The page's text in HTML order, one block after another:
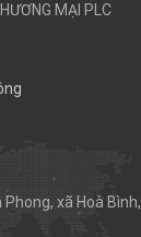
MẠI PLC
xã Hoà Bình,